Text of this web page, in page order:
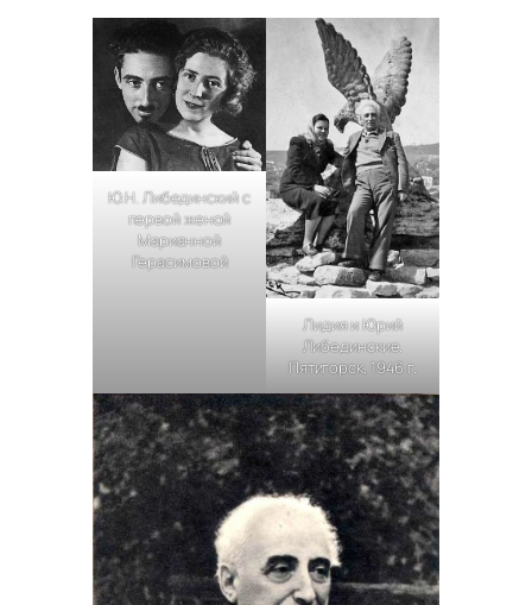
Ю.Н. Либединский с
первой женой
Марианной
Герасимовой
Лидия и Юрий
Либединские.
Пятигорск, 1946 г.